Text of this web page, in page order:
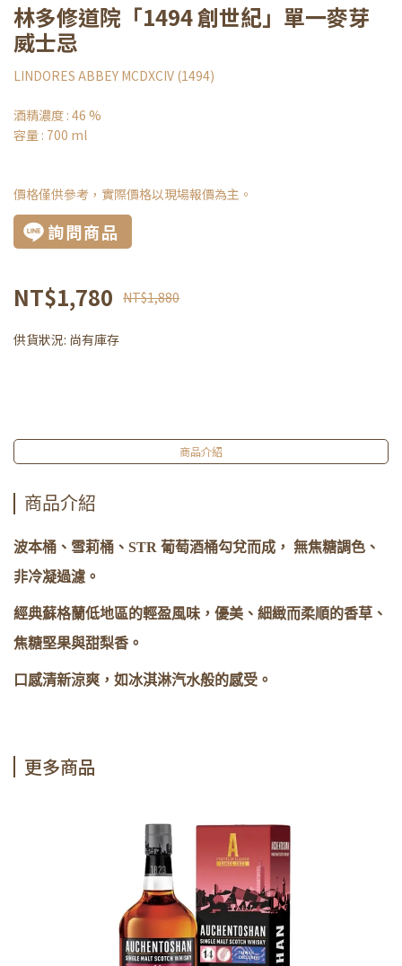
林多修道院「1494 創世紀」單一麥芽
威士忌
LINDORES ABBEY MCDXCIV (1494)
酒精濃度 : 46 %
容量 : 700 ml
價格僅供參考，實際價格以現場報價為主。
詢問商品
NT$1,780 NT$1,880
供貨狀況: 尚有庫存
商品介紹
商品介紹
波本桶、雪莉桶、STR 葡萄酒桶勾兌而成， 無焦糖調色、
非冷凝過濾。
經典蘇格蘭低地區的輕盈風味，優美、細緻而柔順的香草、
焦糖堅果與甜梨香。
口感清新涼爽，如冰淇淋汽水般的感受。
更多商品